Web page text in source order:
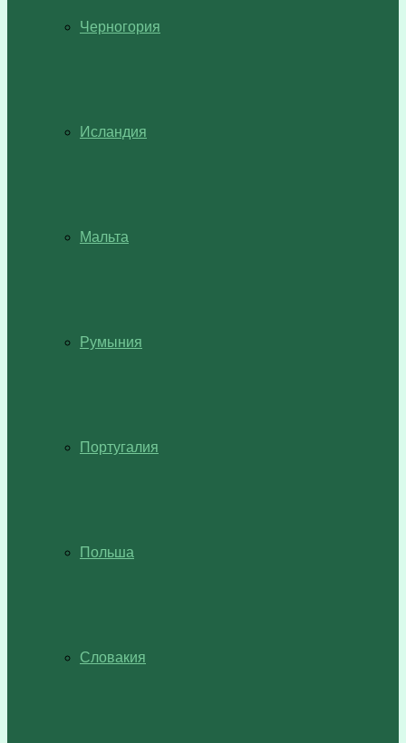
Черногория
Исландия
Мальта
Румыния
Португалия
Польша
Словакия